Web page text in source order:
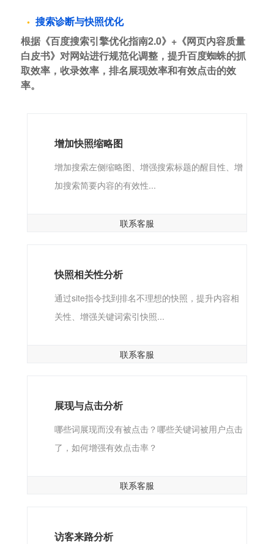
搜索诊断与快照优化
根据《百度搜索引擎优化指南2.0》+《网页内容质量
白皮书》对网站进行规范化调整，提升百度蜘蛛的抓
取效率，收录效率，排名展现效率和有效点击的效
率。
增加快照缩略图
增加搜索左侧缩略图、增强搜索标题的醒目性、增
加搜索简要内容的有效性...
联系客服
快照相关性分析
通过site指令找到排名不理想的快照，提升内容相
关性、增强关键词索引快照...
联系客服
展现与点击分析
哪些词展现而没有被点击？哪些关键词被用户点击
了，如何增强有效点击率？
联系客服
访客来路分析